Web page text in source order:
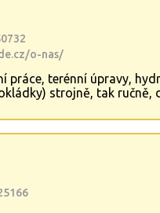
o-nas/
práce, terénní úpravy,
strojně, tak ručně,
opěrné zdi, základové
zámkové a kamenné
nebezpečných
a dezinfekce.